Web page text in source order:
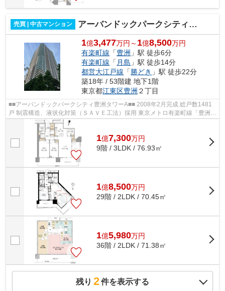
売買 | 中古マンション アーバンドックパークシティ豊洲タワーA
1億3,477万円～ 1億8,500万円
有楽町線 「豊洲 」駅 徒歩6分
有楽町線 「 月島 」駅 徒歩14分
都営大江戸線 「 勝どき 」駅 徒歩22分
築18年 / 53階建 地下1階
東京都江東区豊洲 ２丁目
■■アーバンドックパークシティ豊洲タワーA■■ 2008年2月完成 総戸数1481
戸 制震構造、液状化対策（ＳＡＶＥ工法）採用 東京メトロ有楽町線「豊洲」
駅徒歩6分 ゆりかもめ「豊洲」駅徒...
1億7,300万円
9階 / 3LDK / 76.93㎡
1億8,500万円
29階 / 2LDK / 70.45㎡
1億5,980万円
36階 / 2LDK / 71.38㎡
残り 2件を表示する